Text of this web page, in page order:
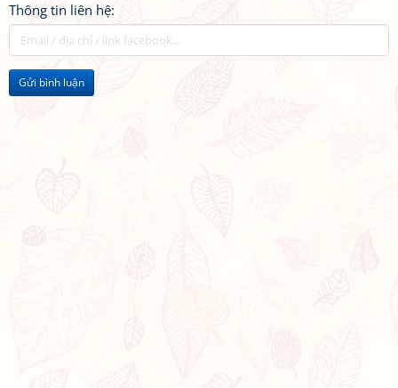
Thông tin liên hệ:
Gửi bình luận